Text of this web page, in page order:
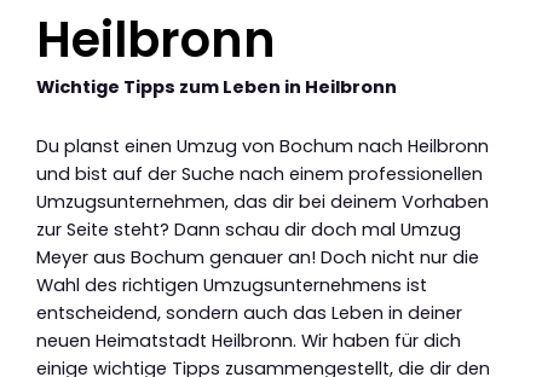
Heilbronn
Wichtige Tipps zum Leben in Heilbronn
Du planst einen Umzug von Bochum nach Heilbronn
und bist auf der Suche nach einem professionellen
Umzugsunternehmen, das dir bei deinem Vorhaben
zur Seite steht? Dann schau dir doch mal Umzug
Meyer aus Bochum genauer an! Doch nicht nur die
Wahl des richtigen Umzugsunternehmens ist
entscheidend, sondern auch das Leben in deiner
neuen Heimatstadt Heilbronn. Wir haben für dich
einige wichtige Tipps zusammengestellt, die dir den